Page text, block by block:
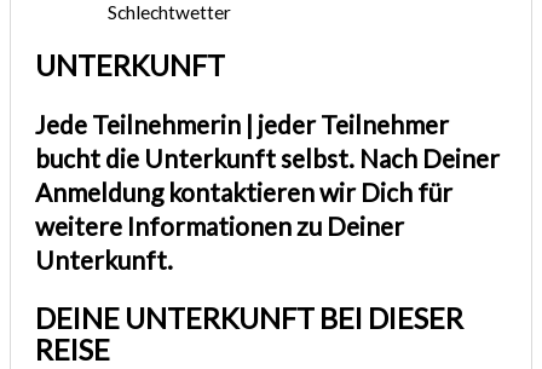
Schlechtwetter
UNTERKUNFT
Jede Teilnehmerin | jeder Teilnehmer
bucht die Unterkunft selbst. Nach Deiner
Anmeldung kontaktieren wir Dich für
weitere Informationen zu Deiner
Unterkunft.
DEINE UNTERKUNFT BEI DIESER
REISE